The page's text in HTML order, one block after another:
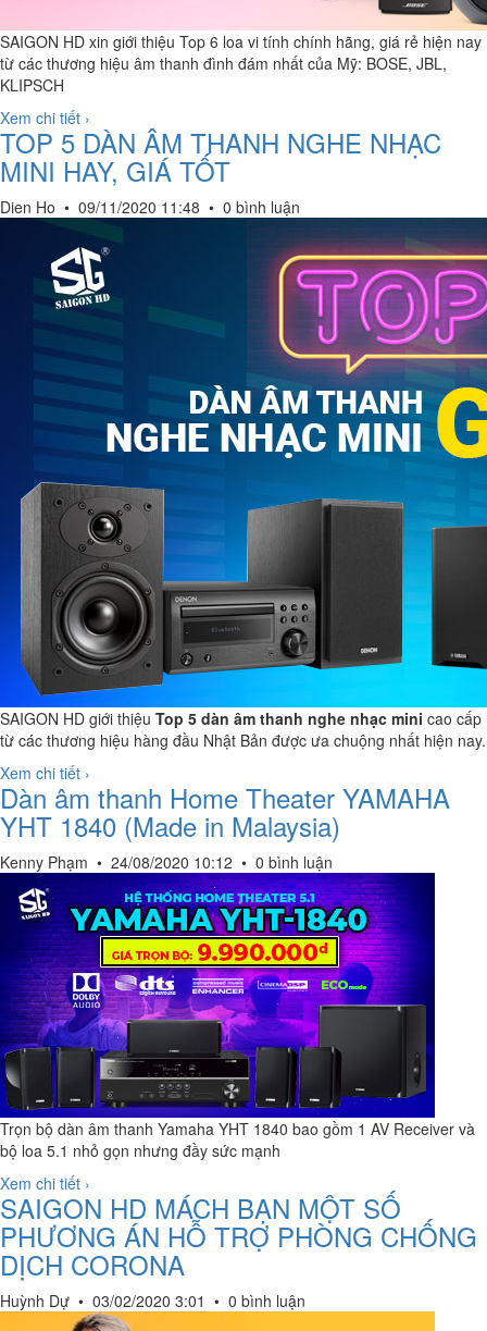
SAIGON HD xin giới thiệu Top 6 loa vi tính chính hãng, giá rẻ hiện nay
từ các thương hiệu âm thanh đình đám nhất của Mỹ: BOSE, JBL,
KLIPSCH
Xem chi tiết ›
TOP 5 DÀN ÂM THANH NGHE NHẠC
MINI HAY, GIÁ TỐT
Dien Ho • 09/11/2020 11:48 • 0 bình luận
SAIGON HD giới thiệu Top 5 dàn âm thanh nghe nhạc mini cao cấp
từ các thương hiệu hàng đầu Nhật Bản được ưa chuộng nhất hiện nay.
Xem chi tiết ›
Dàn âm thanh Home Theater YAMAHA
YHT 1840 (Made in Malaysia)
Kenny Phạm • 24/08/2020 10:12 • 0 bình luận
Trọn bộ dàn âm thanh Yamaha YHT 1840 bao gồm 1 AV Receiver và
bộ loa 5.1 nhỏ gọn nhưng đầy sức mạnh
Xem chi tiết ›
SAIGON HD MÁCH BẠN MỘT SỐ
PHƯƠNG ÁN HỖ TRỢ PHÒNG CHỐNG
DỊCH CORONA
Huỳnh Dự • 03/02/2020 3:01 • 0 bình luận